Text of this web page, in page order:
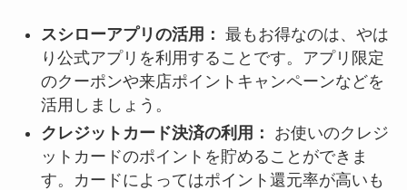
スシローアプリの活用： 最もお得なのは、やは
り公式アプリを利用することです。アプリ限定
のクーポンや来店ポイントキャンペーンなどを
活用しましょう。
クレジットカード決済の利用：
お使いのクレジ
ットカードのポイントを貯めることができま
す。カードによってはポイント還元率が高いも